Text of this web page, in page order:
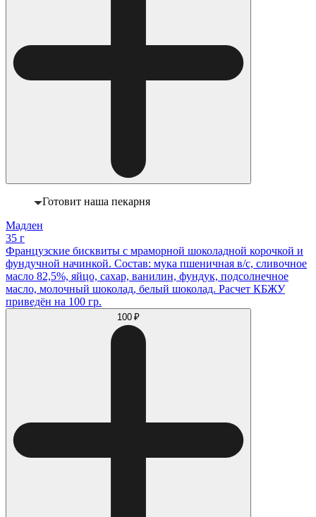
Готовит наша пекарня
Мадлен
35 г
Французские бисквиты с мраморной шоколадной корочкой и
фундучной начинкой. Состав: мука пшеничная в/с, сливочное
масло 82,5%, яйцо, сахар, ванилин, фундук, подсолнечное
масло, молочный шоколад, белый шоколад. Расчет КБЖУ
приведён на 100 гр.
100 ₽